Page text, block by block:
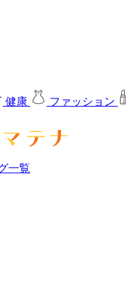
健康 ファッション
一覧